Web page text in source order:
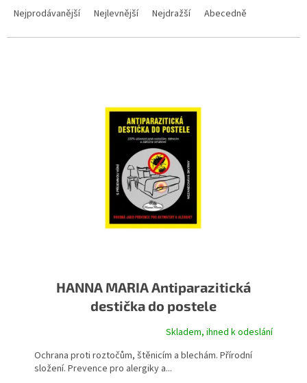
Nejprodávanější Nejlevnější Nejdražší Abecedně
HANNA MARIA Antiparazitická
destička do postele
Průměrné hodnocení produktu je 5,0 z 5 hvězdiček.
Skladem, ihned k odeslání
Ochrana proti roztočům, štěnicím a blechám. Přírodní
složení. Prevence pro alergiky a...